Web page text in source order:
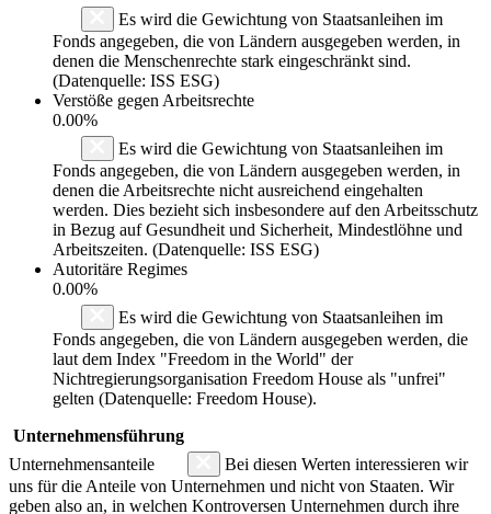
Es wird die Gewichtung von Staatsanleihen im
Fonds angegeben, die von Ländern ausgegeben werden, in
denen die Menschenrechte stark eingeschränkt sind.
(Datenquelle: ISS ESG)
Verstöße gegen Arbeitsrechte
0.00%
Es wird die Gewichtung von Staatsanleihen im
Fonds angegeben, die von Ländern ausgegeben werden, in
denen die Arbeitsrechte nicht ausreichend eingehalten
werden. Dies bezieht sich insbesondere auf den Arbeitsschutz
in Bezug auf Gesundheit und Sicherheit, Mindestlöhne und
Arbeitszeiten. (Datenquelle: ISS ESG)
Autoritäre Regimes
0.00%
Es wird die Gewichtung von Staatsanleihen im
Fonds angegeben, die von Ländern ausgegeben werden, die
laut dem Index "Freedom in the World" der
Nichtregierungsorganisation Freedom House als "unfrei"
gelten (Datenquelle: Freedom House).
Unternehmensführung
Unternehmensanteile
Bei diesen Werten interessieren wir
uns für die Anteile von Unternehmen und nicht von Staaten. Wir
geben also an, in welchen Kontroversen Unternehmen durch ihre